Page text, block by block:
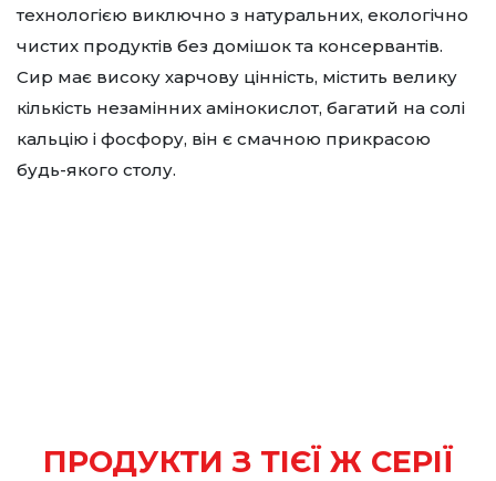
технологією виключно з натуральних, екологічно
чистих продуктів без домішок та консервантів.
Сир має високу харчову цінність, містить велику
кількість незамінних амінокислот, багатий на солі
кальцію і фосфору, він є смачною прикрасою
будь-якого столу.
ПРОДУКТИ З ТІЄЇ Ж СЕРІЇ